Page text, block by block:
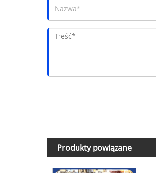
Produkty powiązane